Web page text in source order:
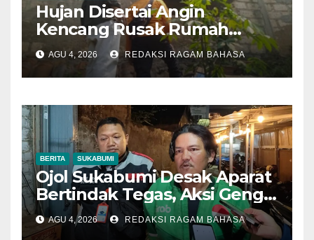
Hujan Disertai Angin
Kencang Rusak Rumah
Warga di Dramaga, BPBD
Lakukan Pendataan
AGU 4, 2026 REDAKSI RAGAM BAHASA
BERITA SUKABUMI
Ojol Sukabumi Desak Aparat
Bertindak Tegas, Aksi Geng
Motor Dinilai Semakin
Mengancam Keselamatan
AGU 4, 2026 REDAKSI RAGAM BAHASA